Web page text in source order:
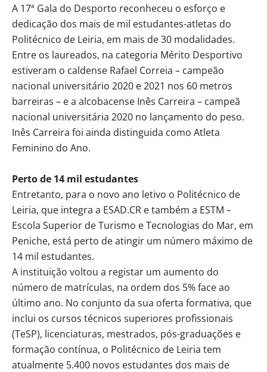
A 17ª Gala do Desporto reconheceu o esforço e
dedicação dos mais de mil estudantes-atletas do
Politécnico de Leiria, em mais de 30 modalidades.
Entre os laureados, na categoria Mérito Desportivo
estiveram o caldense Rafael Correia – campeão
nacional universitário 2020 e 2021 nos 60 metros
barreiras – e a alcobacense Inês Carreira – campeã
nacional universitária 2020 no lançamento do peso.
Inês Carreira foi ainda distinguida como Atleta
Feminino do Ano.
Perto de 14 mil estudantes
Entretanto, para o novo ano letivo o Politécnico de
Leiria, que integra a ESAD.CR e também a ESTM –
Escola Superior de Turismo e Tecnologias do Mar, em
Peniche, está perto de atingir um número máximo de
14 mil estudantes.
A instituição voltou a registar um aumento do
número de matrículas, na ordem dos 5% face ao
último ano. No conjunto da sua oferta formativa, que
inclui os cursos técnicos superiores profissionais
(TeSP), licenciaturas, mestrados, pós-graduações e
formação contínua, o Politécnico de Leiria tem
atualmente 5.400 novos estudantes dos mais de